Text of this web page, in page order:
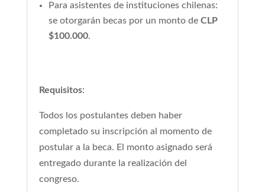
Para asistentes de instituciones chilenas:
se otorgarán becas por un monto de CLP
$100.000.
Requisitos:
Todos los postulantes deben haber
completado su inscripción al momento de
postular a la beca. El monto asignado será
entregado durante la realización del
congreso.